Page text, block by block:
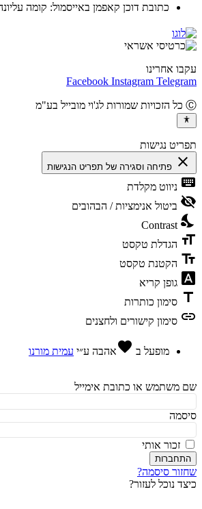
כתובת דוכן קאפמן באייסמול: קומה עליונה
אחרינו
Facebook Instagram
נגישות
פתיחה וסגירה של תפריט הנגישות
ניווט מקלדת
ביטול אנימציות / הבהובים
Contrast
הגדלת טקסט
הקטנת טקסט
גופן קריא
סימון כותרות
סימון קישורים ולחצנים
מופעל בfavorite אהבהע״י עמית מורנו
או כתובת אימייל
זכור אותי
סיסמה?
נוכל לעזור?